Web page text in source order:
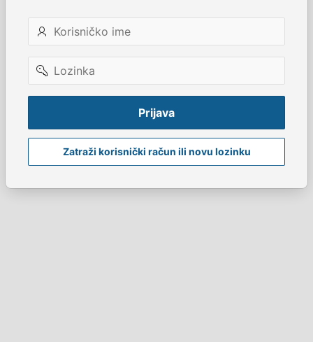
Korisničko
ime
Lozinka
Prijava
Zatraži korisnički račun ili novu lozinku